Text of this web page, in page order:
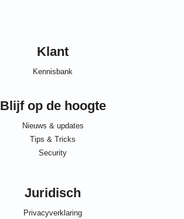
Klant
Kennisbank
Blijf op de hoogte
Nieuws & updates
Tips & Tricks
Security
Juridisch
Privacyverklaring